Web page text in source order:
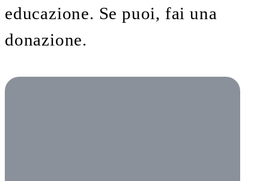
educazione. Se puoi, fai una
donazione.